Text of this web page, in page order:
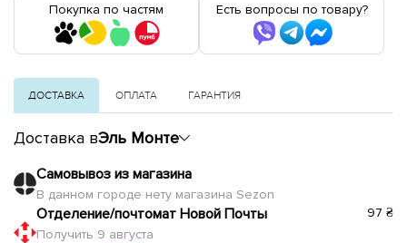
Покупка по частям Есть вопросы по товару?
ДОСТАВКА ОПЛАТА ГАРАНТИЯ
Доставка вЭль Монте
Самовывоз из магазина
В данном городе нету магазина Sezon
Отделение/почтомат Новой Почты
Получить 9 августа
97 ₴